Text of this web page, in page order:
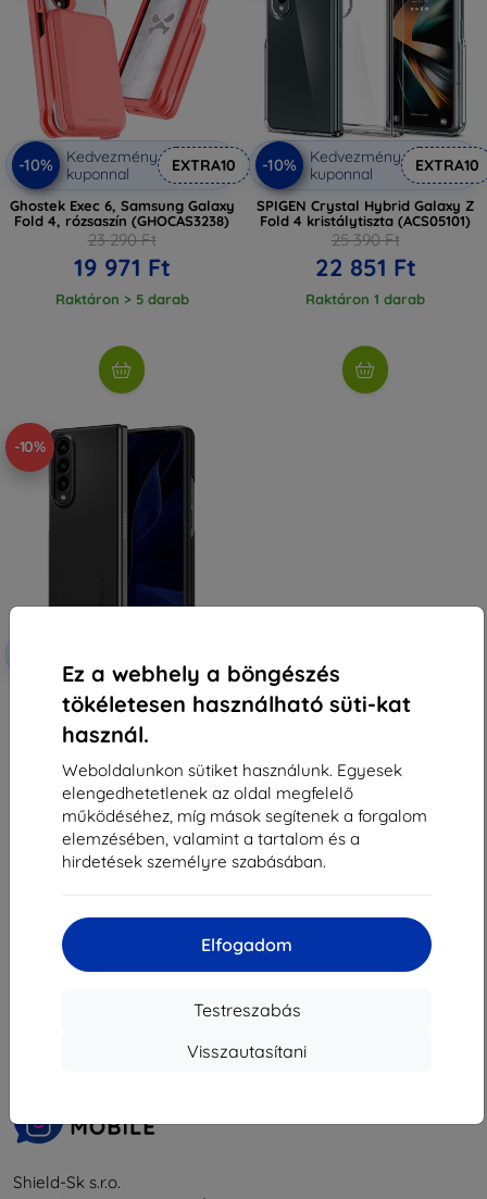
Ez a webhely a böngészés
tökéletesen használható süti-kat
használ.
Weboldalunkon sütiket használunk. Egyesek
elengedhetetlenek az oldal megfelelő
működéséhez, míg mások segítenek a forgalom
elemzésében, valamint a tartalom és a
hirdetések személyre szabásában.
Elfogadom
Testreszabás
Visszautasítani
-10%
Kedvezmény
kuponnal
EXTRA10
Ghostek Exec 6, Samsung Galaxy
Fold 4, rózsaszín (GHOCAS3238)
23 290 Ft
19 971 Ft
Raktáron > 5 darab
-10%
Kedvezmény
kuponnal
EXTRA10
SPIGEN Crystal Hybrid Galaxy Z
Fold 4 kristálytiszta (ACS05101)
25 390 Ft
22 851 Ft
Raktáron 1 darab
-10%
kuponnal
SPIGEN AIRSKIN Galaxy Z Fold 4
fekete tok (ACS05103)
17 090 Ft
15 381 Ft
Raktáron 2 darab
Összes találat
Shield-Sk s.r.o.